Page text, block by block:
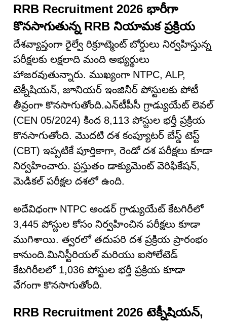
RRB Recruitment 2026 భారీగా
కొనసాగుతున్న RRB నియామక ప్రక్రియ
దేశవ్యాప్తంగా రైల్వే రిక్రూట్మెంట్ బోర్డులు నిర్వహిస్తున్న
పరీక్షలకు లక్షలాది మంది అభ్యర్థులు
హాజరవుతున్నారు. ముఖ్యంగా NTPC, ALP,
టెక్నీషియన్, జూనియర్ ఇంజినీర్ పోస్టులకు పోటీ
తీవ్రంగా కొనసాగుతోంది.ఎన్‌టీపీసీ గ్రాడ్యుయేట్ లెవల్
(CEN 05/2024) కింద 8,113 పోస్టుల భర్తీ ప్రక్రియ
కొనసాగుతోంది. మొదటి దశ కంప్యూటర్ బేస్డ్ టెస్ట్
(CBT) ఇప్పటికే పూర్తికాగా, రెండో దశ పరీక్షలు కూడా
నిర్వహించారు. ప్రస్తుతం డాక్యుమెంట్ వెరిఫికేషన్,
మెడికల్ పరీక్షల దశలో ఉంది.
అదేవిధంగా NTPC అండర్ గ్రాడ్యుయేట్ కేటగిరీలో
3,445 పోస్టుల కోసం నిర్వహించిన పరీక్షలు కూడా
ముగిశాయి. త్వరలో తదుపరి దశ ప్రక్రియ ప్రారంభం
కానుంది.మినిస్టీరియల్ మరియు ఐసోలేటెడ్
కేటగిరీలలో 1,036 పోస్టుల భర్తీ ప్రక్రియ కూడా
వేగంగా కొనసాగుతోంది.
RRB Recruitment 2026 టెక్నీషియన్,